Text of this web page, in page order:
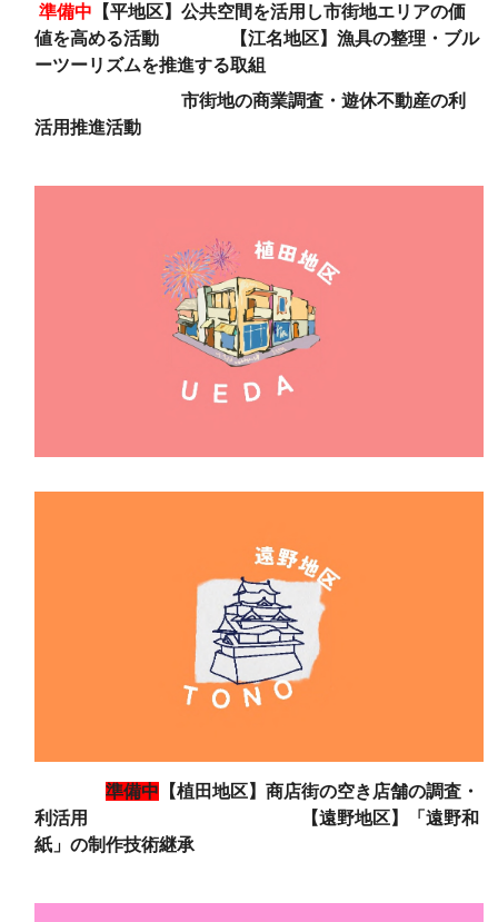
準備中 【平地区】公共空間を活用し市街地エリアの価
値を高める活動 【江名地区】漁具の整理・ブル
ーツーリズムを推進する取組
市街地の商業調査・遊休不動産の利
活用推進活動
準備中 【植田地区】商店街の空き店舗の調査・
利活用 【遠野地区】「遠野和
紙」の制作技術継承